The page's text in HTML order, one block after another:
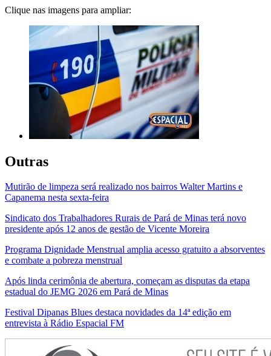
Clique nas imagens para ampliar:
Outras
Mutirão de limpeza será realizado nos bairros Walter Martins e
Capanema nesta sexta-feira
Sindicato dos Trabalhadores Rurais de Pará de Minas terá novo
presidente após 12 anos de gestão de Vicente Moreira
Programa Dignidade Menstrual amplia acesso gratuito a absorventes
e combate a pobreza menstrual
Após linda cerimônia de abertura, começam as disputas da etapa
estadual do JEMG 2026 em Pará de Minas
Festival Dipanas Blues destaca novidades da 14ª edição em
entrevista à Rádio Espacial FM